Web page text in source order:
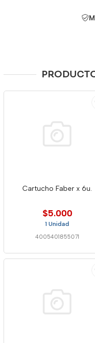
Cartucho Faber x 6u.
$5.000
1 Unidad
4005401855071